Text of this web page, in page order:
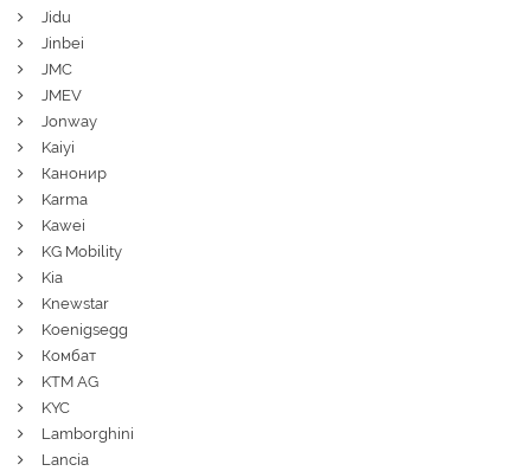
Jidu
Jinbei
JMC
JMEV
Jonway
Kaiyi
Канонир
Karma
Kawei
KG Mobility
Kia
Knewstar
Koenigsegg
Комбат
KTM AG
KYC
Lamborghini
Lancia